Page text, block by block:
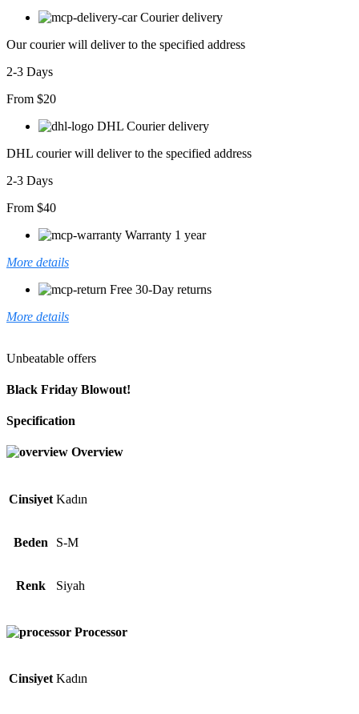
Ve
Detaylı
Krep
Bluz
adet
Courier delivery
Our courier will deliver to the specified address
2-3 Days
From $20
DHL Courier delivery
DHL courier will deliver to the specified address
2-3 Days
From $40
Warranty 1 year
More details
Free 30-Day returns
More details
Unbeatable offers
Black Friday Blowout!
Specification
Overview
Cinsiyet Kadın
Beden S-M
Renk Siyah
Processor
Cinsiyet Kadın